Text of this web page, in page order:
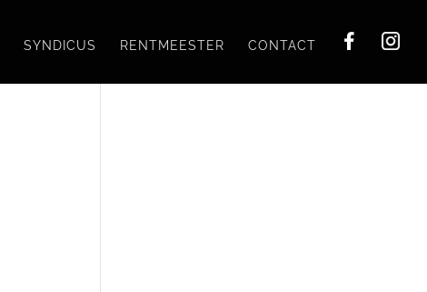
SYNDICUS RENTMEESTER CONTACT